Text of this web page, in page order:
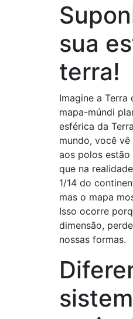
sua
terra!
Imagine a Terra
mapa-múndi
esférica da
mundo, você
aos polos
que na
1/14 do
mas o mapa
Isso ocorre
dimensão,
nossas formas.